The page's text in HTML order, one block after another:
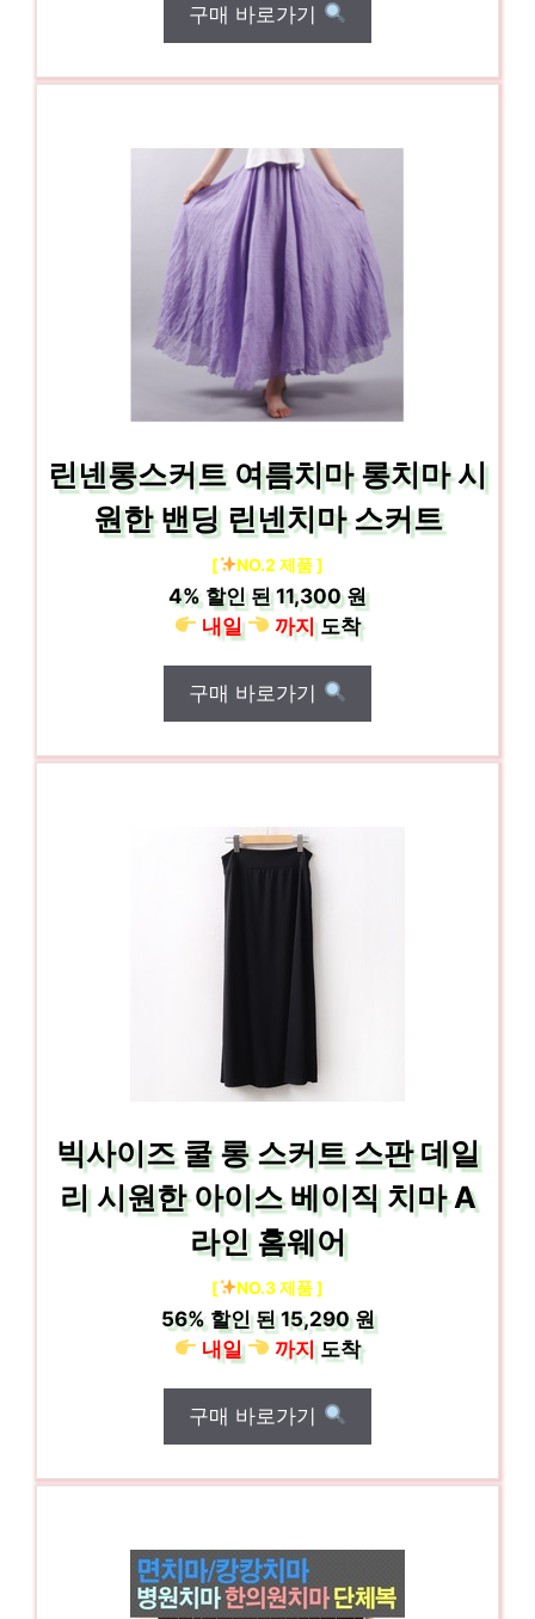
구매 바로가기
린넨롱스커트 여름치마 롱치마 시
원한 밴딩 린넨치마 스커트
[ NO.2 제품 ]
4% 할인 된11,300 원
내일
까지도착
구매 바로가기
빅사이즈 쿨 롱 스커트 스판 데일
리 시원한 아이스 베이직 치마 A
라인 홈웨어
[ NO.3 제품 ]
56%할인 된15,290 원
내일
까지도착
구매 바로가기